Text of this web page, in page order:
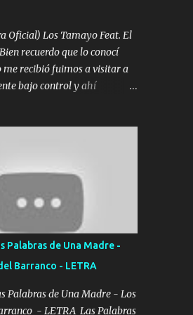
trago Y así es como
versos que voy cantando
alta y bajas La carreta se
le aflojamos Ya me han
Y aunque ustedes no sepan
Oficial) Los Tamayo Feat. El
recuerdo que lo conocí
me recibió fuimos a visitar a
bajo control y ahí
no r0bar De La C giró la
el doble P bien firmes
y la camisa es color Verde y
por todita a la ciudad
patrullando la Frontera De
falta mi APA FLACO verde
que sepan Aquí Pura GENTE
POR CLAVE ES EL CALI 4
Palabras de Una Madre -
Barranco - LETRA
Palabras de Una Madre - Los
- LETRA Las Palabras